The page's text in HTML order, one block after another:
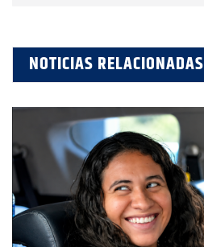
NOTICIAS RELACIONADAS